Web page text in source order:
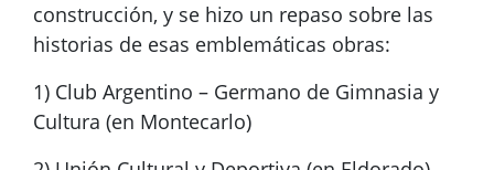
construcción, y se hizo un repaso sobre las
historias de esas emblemáticas obras:
1) Club Argentino – Germano de Gimnasia y
Cultura (en Montecarlo)